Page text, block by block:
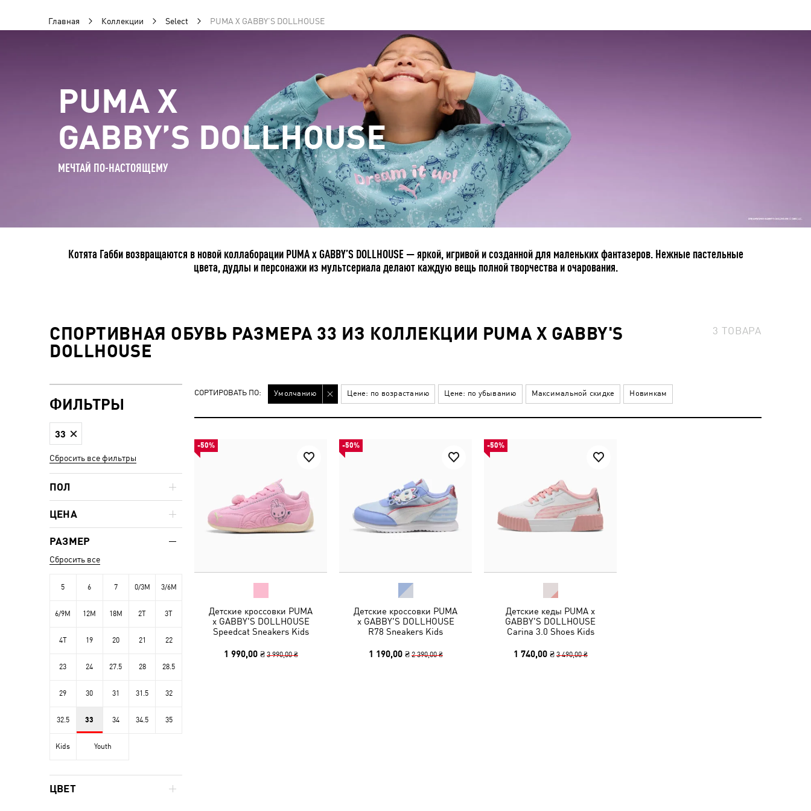
Главная Коллекции Select PUMA X GABBY'S DOLLHOUSE
PUMA X
GABBY’S DOLLHOUSE
МЕЧТАЙ ПО-НАСТОЯЩЕМУ
Котята Габби возвращаются в новой коллаборации PUMA x GABBY’S DOLLHOUSE — яркой, игривой и созданной для маленьких фантазеров. Нежные пастельные
цвета, дудлы и персонажи из мультсериала делают каждую вещь полной творчества и очарования.
СПОРТИВНАЯ ОБУВЬ РАЗМЕРА 33 ИЗ КОЛЛЕКЦИИ PUMA X GABBY'S
DOLLHOUSE
3ТОВАРА
СОРТИРОВАТЬ ПО: Умолчанию Цене: по возрастанию Цене: по убыванию Максимальной скидке Новинкам
-50%
Детские кроссовки PUMA
x GABBY'S DOLLHOUSE
Speedcat Sneakers Kids
1 990,00 ₴ 3 990,00 ₴
-50%
Детские кроссовки PUMA
x GABBY'S DOLLHOUSE
R78 Sneakers Kids
1 190,00 ₴ 2 390,00 ₴
-50%
Детские кеды PUMA x
GABBY'S DOLLHOUSE
Carina 3.0 Shoes Kids
1 740,00 ₴ 3 490,00 ₴
ФИЛЬТРЫ
33
Сбросить все фильтры
ПОЛ
ЦЕНА
РАЗМЕР
Сбросить все
5 6 7 0/3M 3/6M
6/9M 12M 18M 2T 3T
4T 19 20 21 22
23 24 27.5 28 28.5
29 30 31 31.5 32
32.5 33 34 34.5 35
Kids Youth
ЦВЕТ